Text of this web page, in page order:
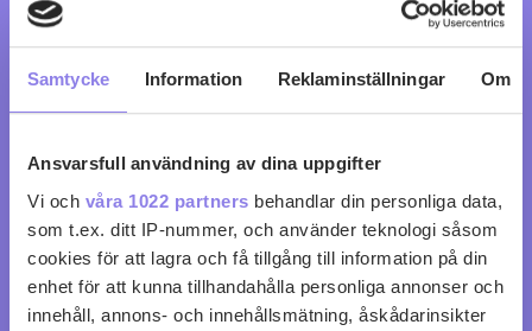
Samtycke Information Reklaminställningar Om
Ansvarsfull användning av dina uppgifter
Vi och våra 1022 partners behandlar din personliga data,
som t.ex. ditt IP-nummer, och använder teknologi såsom
cookies för att lagra och få tillgång till information på din
enhet för att kunna tillhandahålla personliga annonser och
innehåll, annons- och innehållsmätning, åskådarinsikter
0 0